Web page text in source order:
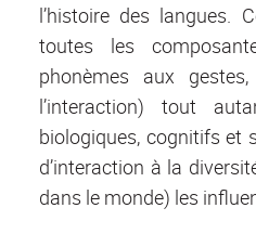
l’histoire des langues.
toutes les
phonèmes aux
l’interaction) tout
biologiques, cognitifs et
d’interaction à la
dans le monde) les